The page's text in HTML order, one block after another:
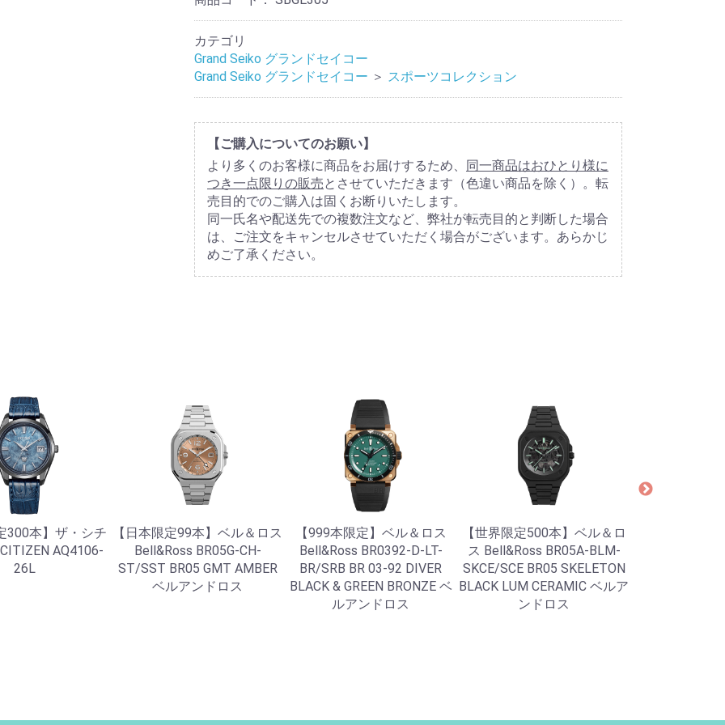
カテゴリ
Grand Seiko グランドセイコー
Grand Seiko グランドセイコー ＞ スポーツコレクション
【ご購入についてのお願い】
より多くのお客様に商品をお届けするため、
同一商品はおひとり様に
つき一点限りの販売とさせていただきます（色違い商品を除く）。転
売目的でのご購入は固くお断りいたします。
同一氏名や配送先での複数注文など、弊社が転売目的と判断した場合
は、ご注文をキャンセルさせていただく場合がございます。あらかじ
めご了承ください。
300本】ザ・シチ
AQ4106-
26L
【日本限定99本】ベル＆ロス
Bell&Ross BR05G-CH-
ST/SST BR05 GMT AMBER
ベルアンドロス
【999本限定】ベル＆ロス
Bell&Ross BR0392-D-LT-
BR/SRB BR 03-92 DIVER
BLACK & GREEN BRONZE ベ
ルアンドロス
【世界限定500本】ベル＆ロ
ス Bell&Ross BR05A-BLM-
SKCE/SCE BR05 SKELETON
BLACK LUM CERAMIC ベルア
ンドロス